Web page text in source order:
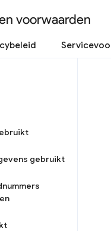
voorwaarden
gebruikt